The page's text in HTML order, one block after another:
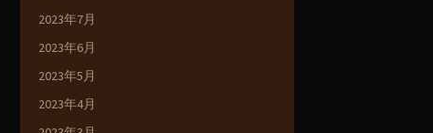
2023年7月
2023年6月
2023年5月
2023年4月